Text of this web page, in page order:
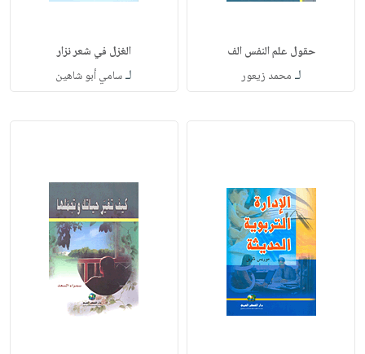
حقول علم النفس الف
لـ محمد زيعور
الغزل في شعر نزار
لـسامي أبو شاهين